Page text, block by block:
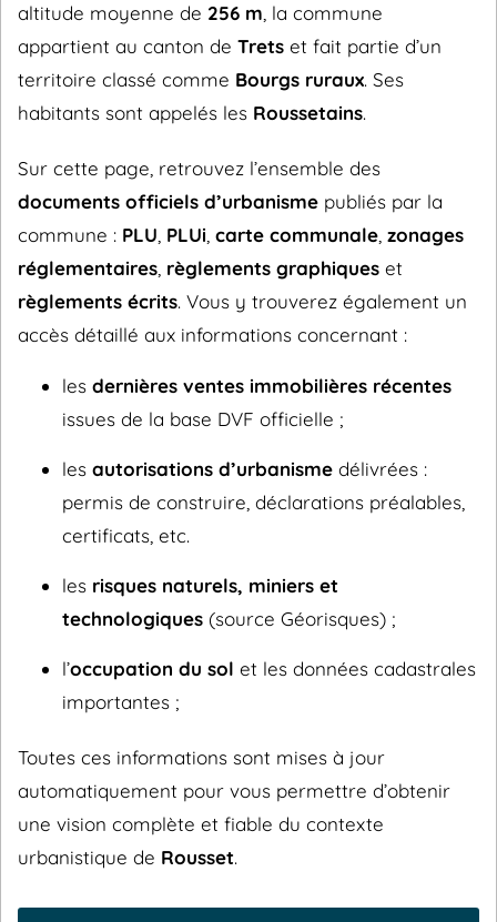
altitude moyenne de 256 m , la commune
appartient au canton de Trets et fait partie d’un
territoire classé comme Bourgs ruraux. Ses
habitants sont appelés les Roussetains.
Sur cette page, retrouvez l’ensemble des
documents officiels d’urbanisme publiés par la
commune : PLU PLUi carte communale zonages
réglementaires règlements graphiques et
règlements écrits. Vous y trouverez également un
accès détaillé aux informations concernant :
les dernières ventes immobilières récentes
issues de la base DVF officielle ;
les autorisations d’urbanisme délivrées :
permis de construire, déclarations préalables,
certificats, etc.
les risques naturels, miniers et
technologiques (source Géorisques) ;
l’occupation du sol et les données cadastrales
importantes ;
Toutes ces informations sont mises à jour
automatiquement pour vous permettre d’obtenir
une vision complète et fiable du contexte
urbanistique de Rousset.